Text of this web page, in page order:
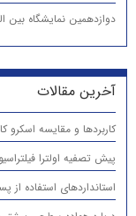
دوازدهمین نمایشگاه بین المللی
آخرین مقالات
كاربردها و مقایسه
پیش تصفیه اولترا
استانداردهای استفاده